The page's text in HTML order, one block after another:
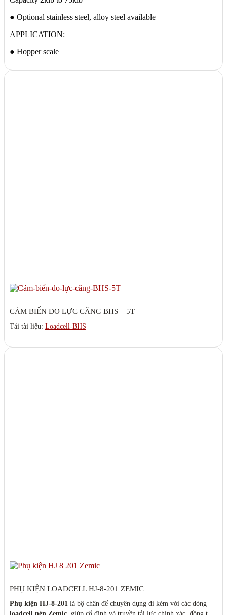
● Optional stainless steel, alloy steel available
APPLICATION:
● Hopper scale
CẢM BIẾN ĐO LỰC CĂNG BHS – 5T
Tải tài liệu: Loadcell-BHS
PHỤ KIỆN LOADCELL HJ-8-201 ZEMIC
Phụ kiện HJ-8-201 là bộ chân đế chuyên dụng đi kèm với các dòng